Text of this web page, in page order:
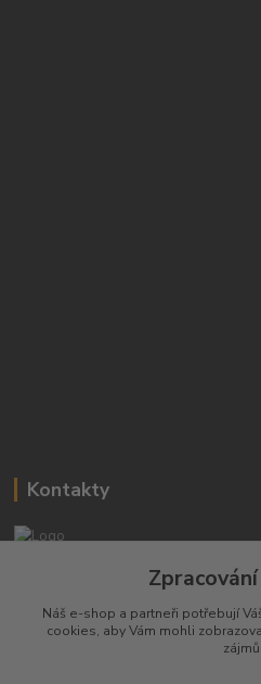
Kontakty
+420 603794370
zbranenaboje@seznam.cz
Náš e-shop a partneři potřebují
cookies, aby Vám mohli
zájmů.